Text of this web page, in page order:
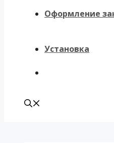
Оформление
Установка